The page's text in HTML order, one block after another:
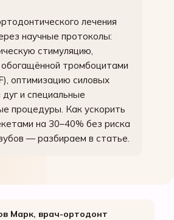
лечения
научные протоколы:
стимуляцию,
тромбоцитами
оптимизацию силовых
и специальные
процедуры. Как ускорить
на 30–40% без риска
— разбираем в статье.
Марк, врач-ортодонт